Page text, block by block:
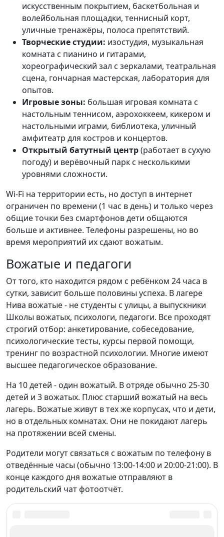
искусственным покрытием, баскетбольная и
волейбольная площадки, теннисный корт,
уличные тренажёры, полоса препятствий.
Творческие студии: изостудия, музыкальная
комната с пианино и гитарами,
хореографический зал с зеркалами, театральная
сцена, гончарная мастерская, лаборатория для
опытов.
Игровые зоны: большая игровая комната с
настольным теннисом, аэрохоккеем, кикером и
настольными играми, библиотека, уличный
амфитеатр для костров и концертов.
Открытый батутный центр(работает в сухую
погоду) и верёвочный парк с несколькими
уровнями сложности.
Wi-Fi на территории есть, но доступ в интернет
ограничен по времени (1 час в день) и только через
общие точки без смартфонов дети общаются
больше и активнее. Телефоны разрешены, но во
время мероприятий их сдают вожатым.
Вожатые и педагоги
От того, кто находится рядом с ребёнком 24 часа в
сутки, зависит больше половины успеха. В лагере
Нива вожатые - не студенты с улицы, а выпускники
Школы вожатых, психологи, педагоги. Все проходят
строгий отбор: анкетирование, собеседование,
психологические тесты, курсы первой помощи,
тренинг по возрастной психологии. Многие имеют
высшее педагогическое образование.
На 10 детей - один вожатый. В отряде обычно 25-30
детей и 3 вожатых. Плюс старший вожатый на весь
лагерь. Вожатые живут в тех же корпусах, что и дети,
но в отдельных комнатах. Они не покидают лагерь
на протяжении всей смены.
Родители могут связаться с вожатым по телефону в
отведённые часы (обычно 13:00-14:00 и 20:00-21:00). В
конце каждого дня вожатые отправляют в
родительский чат фотоотчёт.